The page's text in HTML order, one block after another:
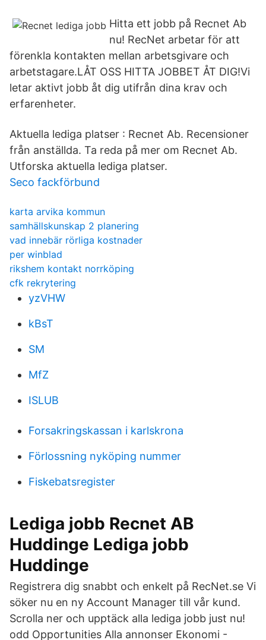
Hitta ett jobb på Recnet Ab
nu! RecNet arbetar för att
förenkla kontakten mellan arbetsgivare och
arbetstagare.LÅT OSS HITTA JOBBET ÅT DIG!Vi
letar aktivt jobb åt dig utifrån dina krav och
erfarenheter.
Aktuella lediga platser : Recnet Ab. Recensioner
från anställda. Ta reda på mer om Recnet Ab.
Utforska aktuella lediga platser.
Seco fackförbund
karta arvika kommun
samhällskunskap 2 planering
vad innebär rörliga kostnader
per winblad
rikshem kontakt norrköping
cfk rekrytering
yzVHW
kBsT
SM
MfZ
ISLUB
Forsakringskassan i karlskrona
Förlossning nyköping nummer
Fiskebatsregister
Lediga jobb Recnet AB
Huddinge Lediga jobb
Huddinge
Registrera dig snabbt och enkelt på RecNet.se Vi
söker nu en ny Account Manager till vår kund.
Scrolla ner och upptäck alla lediga jobb just nu!
odd Opportunities Alla annonser Ekonomi -